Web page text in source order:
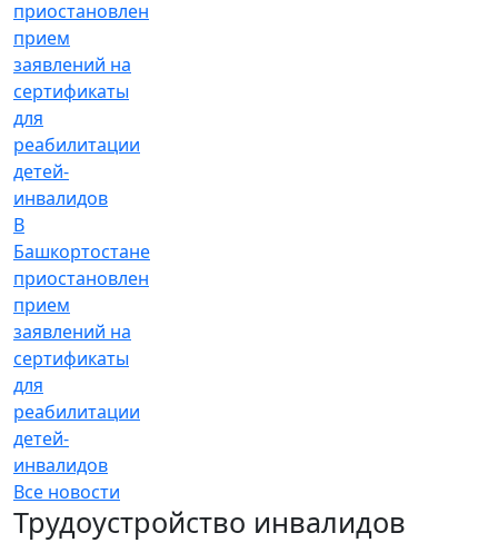
В
Башкортостане
приостановлен
прием
заявлений на
сертификаты
для
реабилитации
детей-
инвалидов
Все новости
Трудоустройство инвалидов